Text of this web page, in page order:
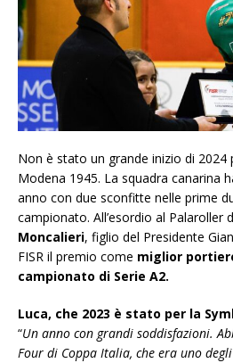
Non è stato un grande inizio di 2024
Modena 1945. La squadra canarina
anno con due sconfitte nelle prime
campionato. All’esordio al Palaroller
Moncalieri, figlio del Presidente
FISR il premio come miglior
campionato di Serie A2.
Luca, che 2023 è stato per la
“Un anno con grandi soddisfazioni.
Four di Coppa Italia, che era uno